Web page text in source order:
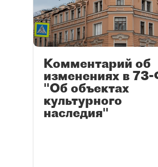
Комментарий об
изменениях в
"Об объектах
культурного
наследия"